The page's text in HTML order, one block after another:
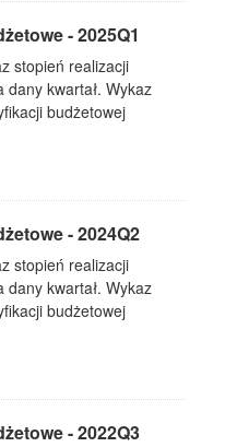
- 2025Q1
stopień realizacji
kwartał. Wykaz
budżetowej
- 2024Q2
stopień realizacji
kwartał. Wykaz
budżetowej
- 2022Q3